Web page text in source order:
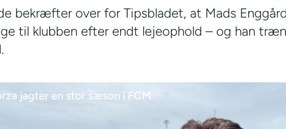
bekræfter over for Tipsbladet, at Mads
til klubben efter endt lejeophold – og han
jagter en stor sæson i FCM